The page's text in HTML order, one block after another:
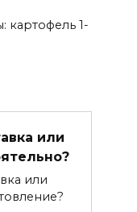
картофель 1-
или
или